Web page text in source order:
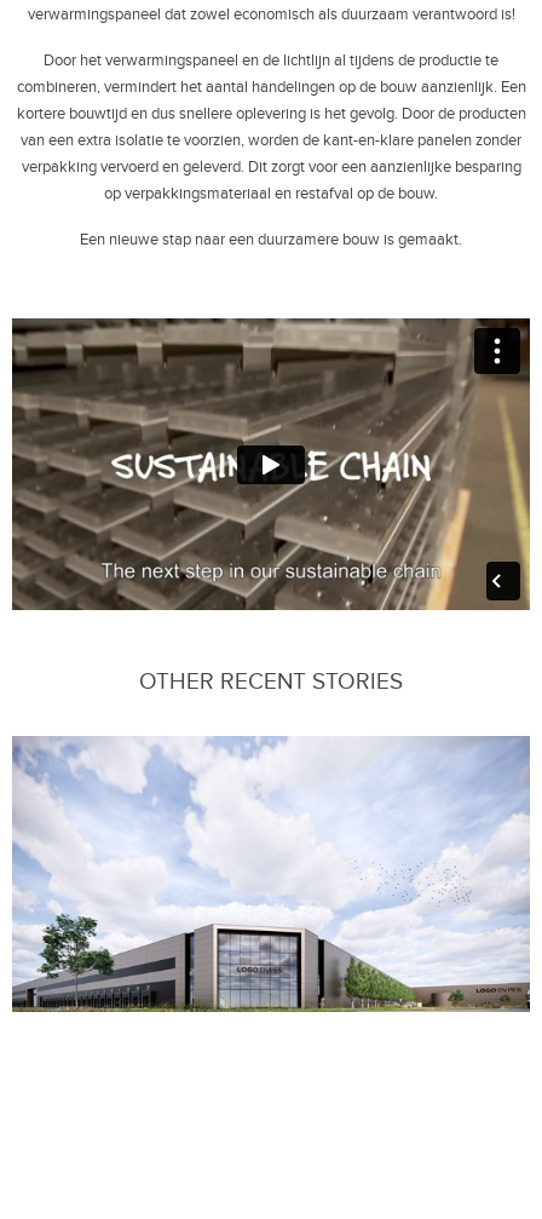
verwarmingspaneel dat zowel economisch als duurzaam verantwoord is!
Door het verwarmingspaneel en de lichtlijn al tijdens de productie te
combineren, vermindert het aantal handelingen op de bouw aanzienlijk. Een
kortere bouwtijd en dus snellere oplevering is het gevolg. Door de producten
van een extra isolatie te voorzien, worden de kant-en-klare panelen zonder
verpakking vervoerd en geleverd. Dit zorgt voor een aanzienlijke besparing
op verpakkingsmateriaal en restafval op de bouw.
Een nieuwe stap naar een duurzamere bouw is gemaakt.
OTHER RECENT STORIES